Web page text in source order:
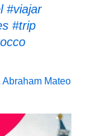
#viajar
#trip
Mateo